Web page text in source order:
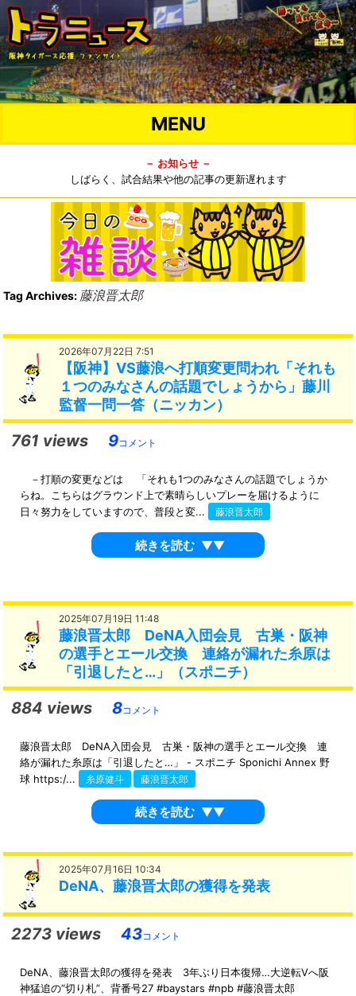
MENU
－ お知らせ －
しばらく、試合結果や他の記事の更新遅れます
Tag Archives: 藤浪晋太郎
2026年07月22日 7:51
【阪神】VS藤浪へ打順変更問われ「それも
１つのみなさんの話題でしょうから」藤川
監督一問一答（ニッカン）
761 views 9コメント
－打順の変更などは 「それも1つのみなさんの話題でしょうか
らね。こちらはグラウンド上で素晴らしいプレーを届けるように
日々努力をしていますので、普段と変...
藤浪晋太郎
続きを読む ▼▼
2025年07月19日 11:48
藤浪晋太郎 DeNA入団会見 古巣・阪神
の選手とエール交換 連絡が漏れた糸原は
「引退したと…」（スポニチ）
884 views 8コメント
藤浪晋太郎 DeNA入団会見 古巣・阪神の選手とエール交換 連
絡が漏れた糸原は「引退したと…」 - スポニチ Sponichi Annex 野
球 https:/...
糸原健斗 藤浪晋太郎
続きを読む ▼▼
2025年07月16日 10:34
DeNA、藤浪晋太郎の獲得を発表
2273 views 43コメント
DeNA、藤浪晋太郎の獲得を発表 3年ぶり日本復帰…大逆転Vへ阪
神猛追の“切り札”、背番号27 #baystars #npb #藤浪晋太郎